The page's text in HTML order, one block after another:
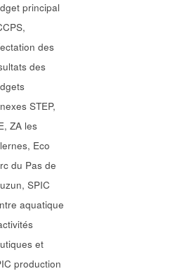
principal
des
des
STEP,
ZA les
Eco
du Pas de
SPIC
aquatique
et
production